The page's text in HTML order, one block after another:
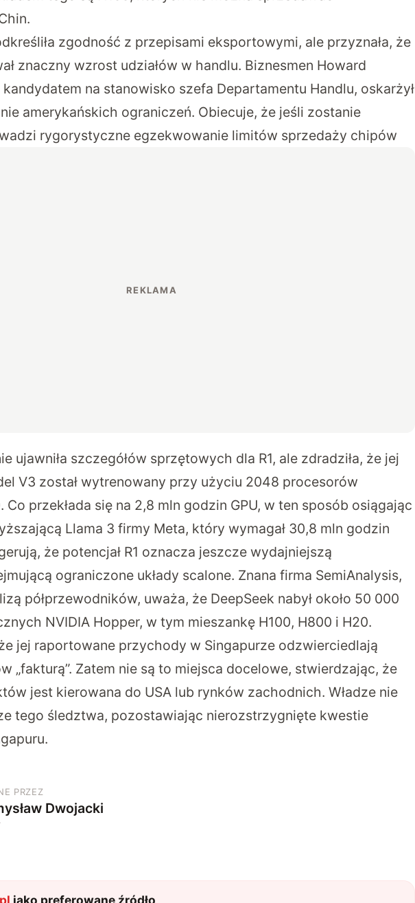
zgodność z przepisami eksportowymi, ale przyznała, że
znaczny wzrost udziałów w handlu. Biznesmen Howard
na stanowisko szefa Departamentu Handlu, oskarżył
amerykańskich ograniczeń. Obiecuje, że jeśli zostanie
rygorystyczne egzekwowanie limitów sprzedaży chipów
ujawniła szczegółów sprzętowych dla R1, ale zdradziła, że jej
V3 został wytrenowany przy użyciu 2048 procesorów
przekłada się na 2,8 mln godzin GPU, w ten sposób osiągając
Llama 3 firmy Meta, który wymagał 30,8 mln godzin
że potencjał R1 oznacza jeszcze wydajniejszą
ograniczone układy scalone. Znana firma SemiAnalysis,
półprzewodników, uważa, że DeepSeek nabył około 50 000
NVIDIA Hopper, w tym mieszankę H100, H800 i H20.
jej raportowane przychody w Singapurze odzwierciedlają
„fakturą”. Zatem nie są to miejsca docelowe, stwierdzając, że
jest kierowana do USA lub rynków zachodnich. Władze nie
tego śledztwa, pozostawiając nierozstrzygnięte kwestie
PRZEZ
Dwojacki
jako preferowane źródło